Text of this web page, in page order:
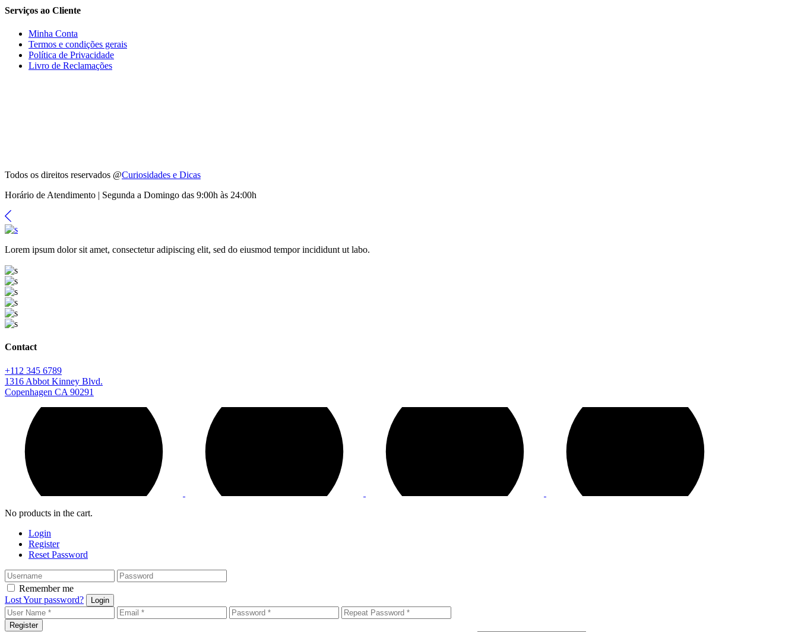
Serviços ao Cliente
Minha Conta
Termos e condições gerais
Política de Privacidade
Livro de Reclamações
Todos os direitos reservados @Curiosidades e Dicas
Horário de Atendimento | Segunda a Domingo das 9:00h às 24:00h
Lorem ipsum dolor sit amet, consectetur adipiscing elit, sed do eiusmod tempor incididunt ut labo.
Contact
+112 345 6789
1316 Abbot Kinney Blvd.
Copenhagen CA 90291
No products in the cart.
Login
Register
Reset Password
Remember me
Lost Your password?
Login
Register